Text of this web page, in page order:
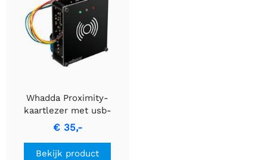
Whadda Proximity-
kaartlezer met usb-
interface - DIY mini kit
€ 35,-
Bekijk product